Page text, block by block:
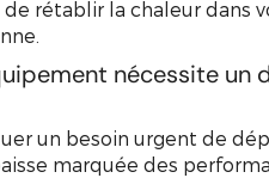
rétablir la chaleur dans
nécessite un
un besoin urgent de
marquée des